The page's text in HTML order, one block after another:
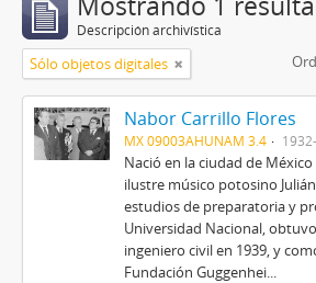
Descripción archivística
Sólo objetos digitales
Nabor Carrillo Flores
MX 09003AHUNAM 3.4
Nació en la ciudad de
ilustre músico potosino
estudios de preparatoria y
Universidad Nacional,
ingeniero civil en 1939, y
Fundación Guggenhei...